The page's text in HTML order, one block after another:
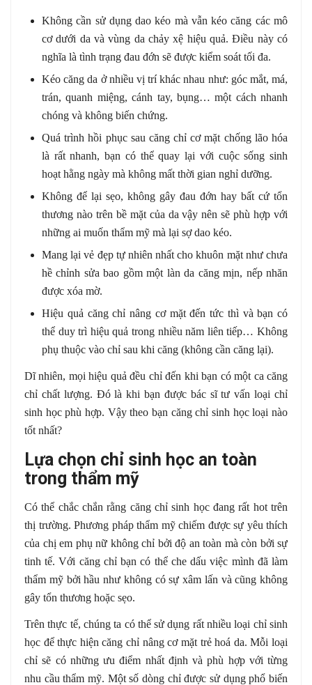
Không cần sử dụng dao kéo mà vẫn kéo căng các mô
cơ dưới da và vùng da chảy xệ hiệu quả. Điều này có
nghĩa là tình trạng đau đớn sẽ được kiểm soát tối đa.
Kéo căng da ở nhiều vị trí khác nhau như: góc mắt, má,
trán, quanh miệng, cánh tay, bụng… một cách nhanh
chóng và không biến chứng.
Quá trình hồi phục sau căng chỉ cơ mặt chống lão hóa
là rất nhanh, bạn có thể quay lại với cuộc sống sinh
hoạt hằng ngày mà không mất thời gian nghỉ dưỡng.
Không để lại sẹo, không gây đau đớn hay bất cứ tổn
thương nào trên bề mặt của da vậy nên sẽ phù hợp với
những ai muốn thẩm mỹ mà lại sợ dao kéo.
Mang lại vẻ đẹp tự nhiên nhất cho khuôn mặt như chưa
hề chỉnh sửa bao gồm một làn da căng mịn, nếp nhăn
được xóa mờ.
Hiệu quả căng chỉ nâng cơ mặt đến tức thì và bạn có
thể duy trì hiệu quả trong nhiều năm liên tiếp… Không
phụ thuộc vào chỉ sau khi căng (không cần căng lại).
Dĩ nhiên, mọi hiệu quả đều chỉ đến khi bạn có một ca căng
chỉ chất lượng. Đó là khi bạn được bác sĩ tư vấn loại chỉ
sinh học phù hợp. Vậy theo bạn căng chỉ sinh học loại nào
tốt nhất?
Lựa chọn chỉ sinh học an toàn
trong thẩm mỹ
Có thể chắc chắn rằng căng chỉ sinh học đang rất hot trên
thị trường. Phương pháp thẩm mỹ chiếm được sự yêu thích
của chị em phụ nữ không chỉ bởi độ an toàn mà còn bởi sự
tinh tế. Với căng chỉ bạn có thể che dấu việc mình đã làm
thẩm mỹ bởi hầu như không có sự xâm lấn và cũng không
gây tổn thương hoặc sẹo.
Trên thực tế, chúng ta có thể sử dụng rất nhiều loại chỉ sinh
học để thực hiện căng chỉ nâng cơ mặt trẻ hoá da. Mỗi loại
chỉ sẽ có những ưu điểm nhất định và phù hợp với từng
nhu cầu thẩm mỹ. Một số dòng chỉ được sử dụng phổ biến